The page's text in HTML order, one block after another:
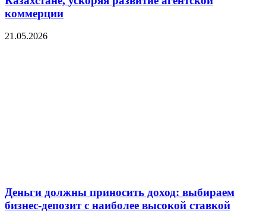
коммерции
21.05.2026
Деньги должны приносить доход: выбираем
бизнес-депозит с наиболее высокой ставкой